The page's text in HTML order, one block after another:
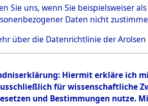
Sie uns, wenn Sie beispielsweiser
Daten nicht
über die Datenrichtlinie der Arolsen
Hiermit erkläre ich
für wissenschaftliche
und Bestimmungen nutze.